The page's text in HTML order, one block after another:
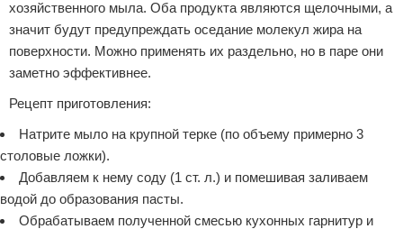
хозяйственного мыла. Оба продукта являются щелочными, а
значит будут предупреждать оседание молекул жира на
поверхности. Можно применять их раздельно, но в паре они
заметно эффективнее.
Рецепт приготовления:
Натрите мыло на крупной терке (по объему примерно 3
столовые ложки).
Добавляем к нему соду (1 ст. л.) и помешивая заливаем
водой до образования пасты.
Обрабатываем полученной смесью кухонных гарнитур и